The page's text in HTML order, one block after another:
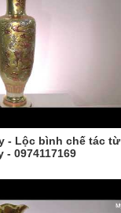
- Lộc bình chế tác từ
- 0974117169